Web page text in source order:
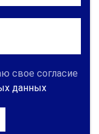
свое согласие
данных